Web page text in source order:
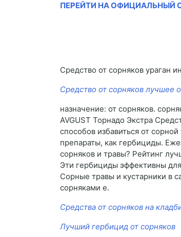
ПЕРЕЙТИ НА ОФИЦИАЛЬНЫЙ
Средство от сорняков ураган
Средство от сорняков лучшее
назначение: от сорняков.
AVGUST Торнадо Экстра
способов избавиться от
препараты, как гербициды.
сорняков и травы? Рейтинг
Эти гербициды эффективны
Сорные травы и кустарники в
сорняками е.
Средства от сорняков на
Лучший гербицид от сорняков